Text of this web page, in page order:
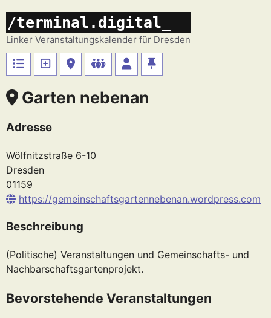
Inhalt
springen
/terminal.digital_
Linker Veranstaltungskalender für Dresden
Garten nebenan
Adresse
Wölfnitzstraße 6-10
Dresden
01159
https://gemeinschaftsgartennebenan.wordpress.com
Beschreibung
(Politische) Veranstaltungen und Gemeinschafts- und
Nachbarschaftsgartenprojekt.
Bevorstehende Veranstaltungen